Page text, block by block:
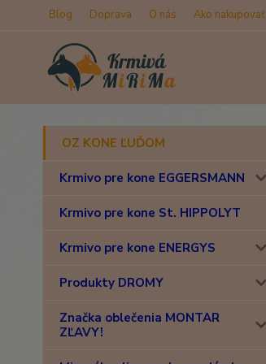
Blog Doprava O nás Ako nakupovať
OZ KONE ĽUĎOM
Krmivo pre kone EGGERSMANN
Krmivo pre kone St. HIPPOLYT
Krmivo pre kone ENERGYS
Produkty DROMY
Značka oblečenia MONTAR
ZĽAVY!